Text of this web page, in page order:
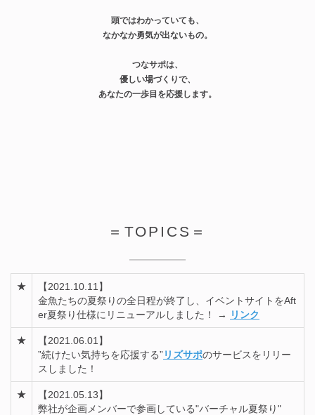
頭ではわかっていても、
なかなか勇気が出ないもの。
つなサポは、
優しい場づくりで、
あなたの一歩目を応援します。
＝TOPICS＝
★
【2021.10.11】
金魚たちの夏祭りの全日程が終了し、イベントサイトをAft
er夏祭り仕様にリニューアルしました！ →
リンク
★
【2021.06.01】
”続けたい気持ちを応援する”リズサポのサービスをリリー
スしました！
★
【2021.05.13】
弊社が企画メンバーで参画している"バーチャル夏祭り"